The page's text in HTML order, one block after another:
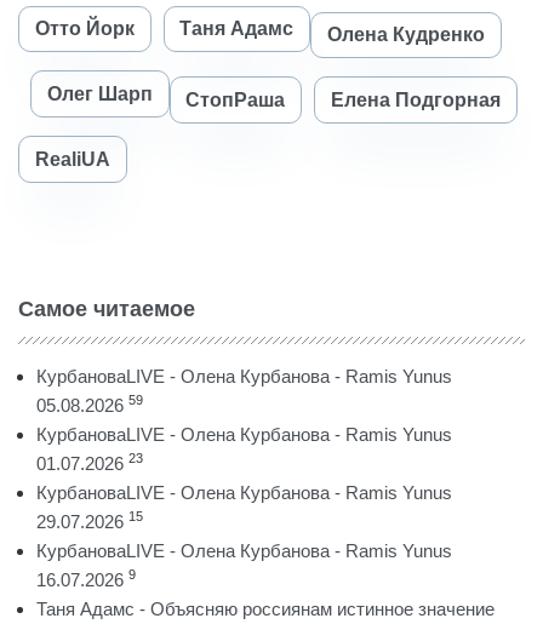
Отто Йорк Таня Адамс Олена Кудренко
Олег Шарп СтопРаша Елена Подгорная
RealiUA
Самое читаемое
КурбановаLIVE - Олена Курбанова - Ramis Yunus
05.08.2026 59
КурбановаLIVE - Олена Курбанова - Ramis Yunus
01.07.2026 23
КурбановаLIVE - Олена Курбанова - Ramis Yunus
29.07.2026 15
КурбановаLIVE - Олена Курбанова - Ramis Yunus
16.07.2026 9
Таня Адамс - Объясняю россиянам истинное значение